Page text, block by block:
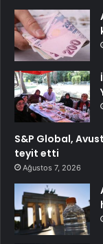
S&P Global,
teyit etti
Ağustos 7, 2026